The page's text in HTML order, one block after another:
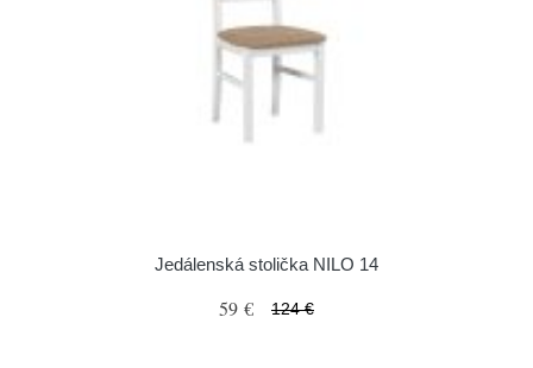
Jedálenská stolička NILO 14
59 € 124 €